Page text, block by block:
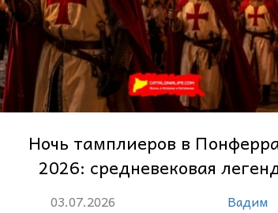
Ночь тамплиеров в
2026: средневековая
оживает у стен
03.07.2026
Вадим